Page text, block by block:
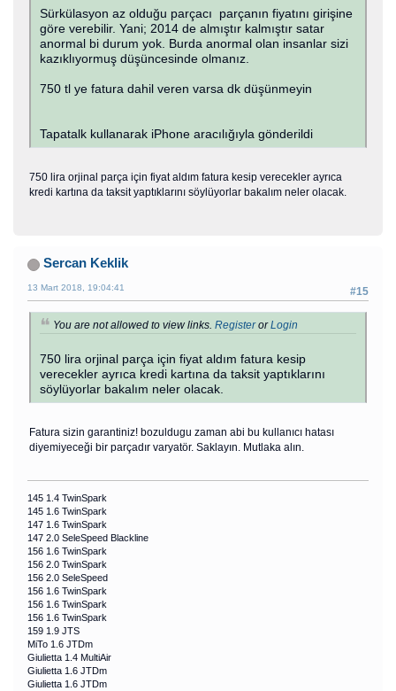
Sürkülasyon az olduğu parçacı parçanın fiyatını girişine
göre verebilir. Yani; 2014 de almıştır kalmıştır satar
anormal bi durum yok. Burda anormal olan insanlar sizi
kazıklıyormuş düşüncesinde olmanız.
750 tl ye fatura dahil veren varsa dk düşünmeyin
Tapatalk kullanarak iPhone aracılığıyla gönderildi
750 lira orjinal parça için fiyat aldım fatura kesip verecekler ayrıca
kredi kartına da taksit yaptıklarını söylüyorlar bakalım neler olacak.
Sercan Keklik
#15
13 Mart 2018, 19:04:41
You are not allowed to view links. RegisterorLogin
750 lira orjinal parça için fiyat aldım fatura kesip
verecekler ayrıca kredi kartına da taksit yaptıklarını
söylüyorlar bakalım neler olacak.
Fatura sizin garantiniz! bozuldugu zaman abi bu kullanıcı hatası
diyemiyeceği bir parçadır varyatör. Saklayın. Mutlaka alın.
145 1.4 TwinSpark
145 1.6 TwinSpark
147 1.6 TwinSpark
147 2.0 SeleSpeed Blackline
156 1.6 TwinSpark
156 2.0 TwinSpark
156 2.0 SeleSpeed
156 1.6 TwinSpark
156 1.6 TwinSpark
156 1.6 TwinSpark
159 1.9 JTS
MiTo 1.6 JTDm
Giulietta 1.4 MultiAir
Giulietta 1.6 JTDm
Giulietta 1.6 JTDm